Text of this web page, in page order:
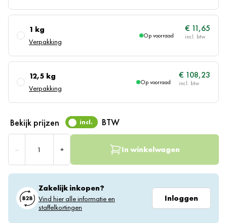
1 kg
Verpakking
Op voorraad
€ 11,65
12,5 kg
Verpakking
Op voorraad
€ 108,23
Bekijk prijzen incl. BTW
Aantal
–
+ In winkelwagen
Zakelijk inkopen?
Vind hier alle informatie en
staffelkortingen
Inloggen